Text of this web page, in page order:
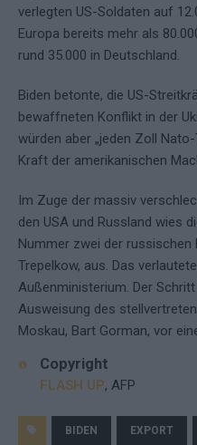
verlegten US-Soldaten auf
Europa bereits mehr als
rund 35.000 in Deutschland.
Biden betonte, die US-
bewaffneten Konflikt in der
würden aber „jeden Zoll
Kraft der amerikanischen
Im Zuge der massiv
den USA und Russland wies
Nummer zwei der
Trepelkow, aus. Das
Außenministerium. Der
Ausweisung des
Moskau, Bart Gorman, vor
Copyright
FLASH UP, AFP
BIDEN EXPORT